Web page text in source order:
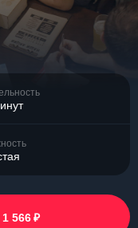
566 ₽